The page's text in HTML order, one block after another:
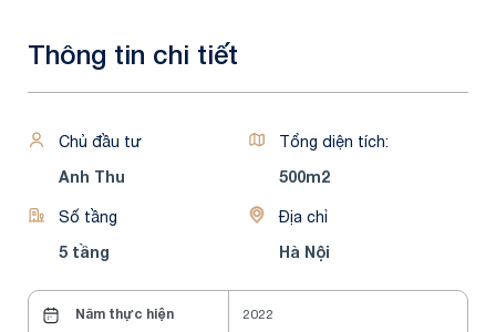
Thông tin chi tiết
Chủ đầu tư
Anh Thu
Tổng diện tích:
500m2
Số tầng
5 tầng
Địa chỉ
Hà Nội
Năm thực hiện 2022